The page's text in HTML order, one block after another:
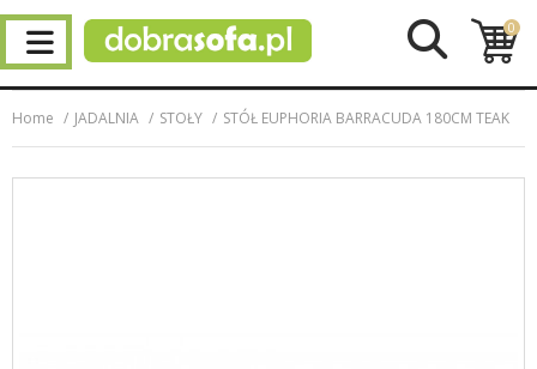
0
Home JADALNIA STOŁY STÓŁ EUPHORIA BARRACUDA 180CM TEAK